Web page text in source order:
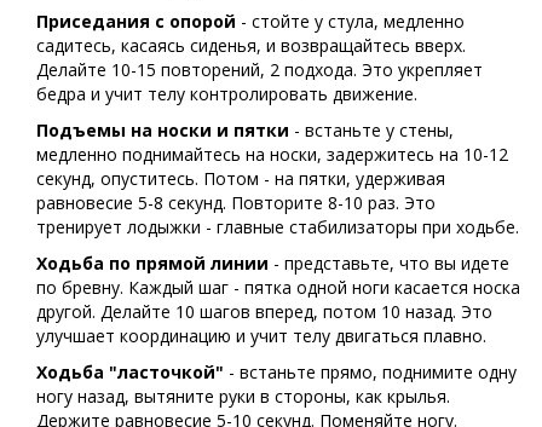
Приседания с опорой - стойте у стула, медленно
садитесь, касаясь сиденья, и возвращайтесь вверх.
Делайте 10-15 повторений, 2 подхода. Это укрепляет
бедра и учит телу контролировать движение.
Подъемы на носки и пятки - встаньте у стены,
медленно поднимайтесь на носки, задержитесь на 10-12
секунд, опуститесь. Потом - на пятки, удерживая
равновесие 5-8 секунд. Повторите 8-10 раз. Это
тренирует лодыжки - главные стабилизаторы при ходьбе.
Ходьба по прямой линии - представьте, что вы идете
по бревну. Каждый шаг - пятка одной ноги касается носка
другой. Делайте 10 шагов вперед, потом 10 назад. Это
улучшает координацию и учит телу двигаться плавно.
Ходьба "ласточкой" - встаньте прямо, поднимите одну
ногу назад, вытяните руки в стороны, как крылья.
Держите равновесие 5-10 секунд. Поменяйте ногу.